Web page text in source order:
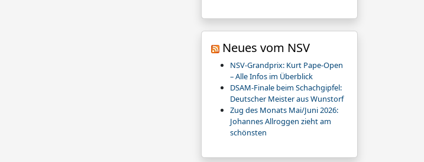
Neues vom NSV
NSV-Grandprix: Kurt Pape-Open
– Alle Infos im Überblick
DSAM-Finale beim Schachgipfel:
Deutscher Meister aus Wunstorf
Zug des Monats Mai/Juni 2026:
Johannes Allroggen zieht am
schönsten